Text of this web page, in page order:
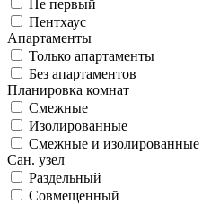
Не первый
Пентхаус
Апартаменты
Только апартаменты
Без апартаментов
Планировка комнат
Смежные
Изолированные
Смежные и изолированные
Сан. узел
Раздельный
Совмещенный